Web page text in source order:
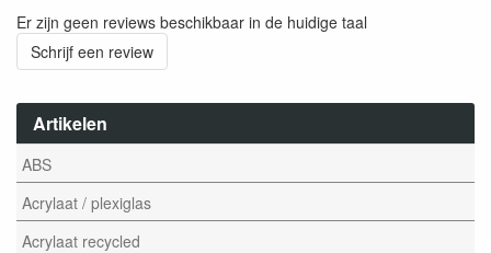
Artikelen
ABS
Acrylaat / plexiglas
Acrylaat recycled
Er zijn geen reviews beschikbaar in de huidige taal
Schrijf een review